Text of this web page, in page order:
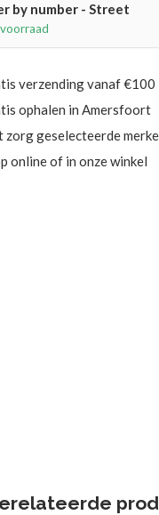
by number - Street
verzending vanaf €100
ophalen in Amersfoort
zorg geselecteerde
online of in onze winkel